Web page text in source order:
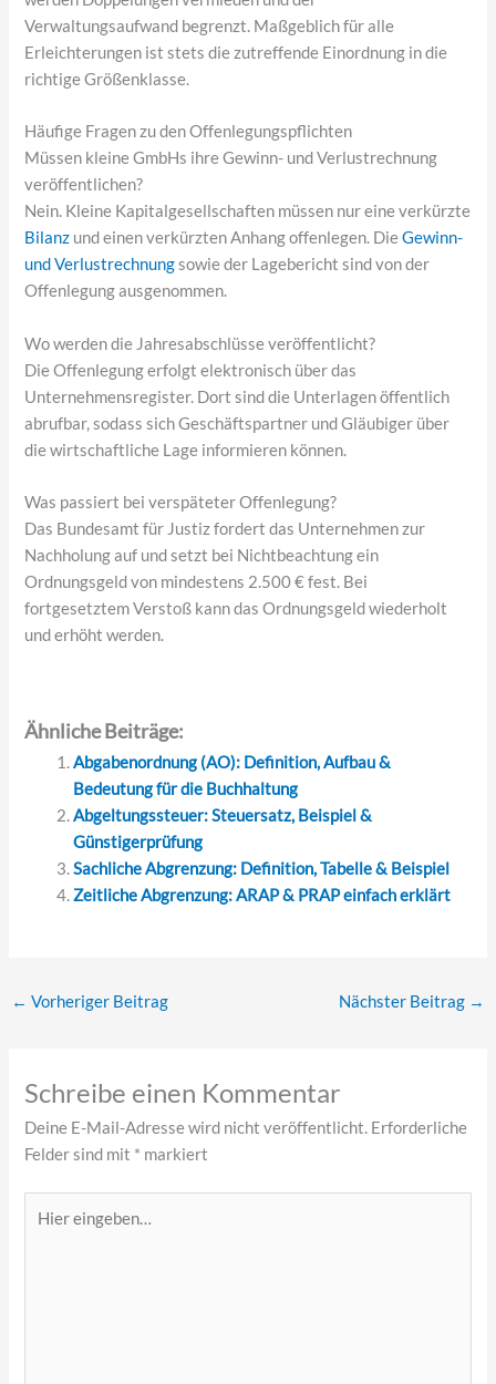
Verwaltungsaufwand begrenzt. Maßgeblich für alle
Erleichterungen ist stets die zutreffende Einordnung in die
richtige Größenklasse.
Häufige Fragen zu den Offenlegungspflichten
Müssen kleine GmbHs ihre Gewinn- und Verlustrechnung
veröffentlichen?
Nein. Kleine Kapitalgesellschaften müssen nur eine verkürzte
Bilanz und einen verkürzten Anhang offenlegen. DieGewinn-
und Verlustrechnungsowie der Lagebericht sind von der
Offenlegung ausgenommen.
Wo werden die Jahresabschlüsse veröffentlicht?
Die Offenlegung erfolgt elektronisch über das
Unternehmensregister. Dort sind die Unterlagen öffentlich
abrufbar, sodass sich Geschäftspartner und Gläubiger über
die wirtschaftliche Lage informieren können.
Was passiert bei verspäteter Offenlegung?
Das Bundesamt für Justiz fordert das Unternehmen zur
Nachholung auf und setzt bei Nichtbeachtung ein
Ordnungsgeld von mindestens 2.500 € fest. Bei
fortgesetztem Verstoß kann das Ordnungsgeld wiederholt
und erhöht werden.
Ähnliche Beiträge:
Abgabenordnung (AO): Definition, Aufbau &
Bedeutung für die Buchhaltung
Abgeltungssteuer: Steuersatz, Beispiel &
Günstigerprüfung
Sachliche Abgrenzung: Definition, Tabelle & Beispiel
Zeitliche Abgrenzung: ARAP & PRAP einfach erklärt
← Vorheriger Beitrag Nächster Beitrag →
Schreibe einen Kommentar
Deine E-Mail-Adresse wird nicht veröffentlicht. Erforderliche
Felder sind mit * markiert
eingeben…